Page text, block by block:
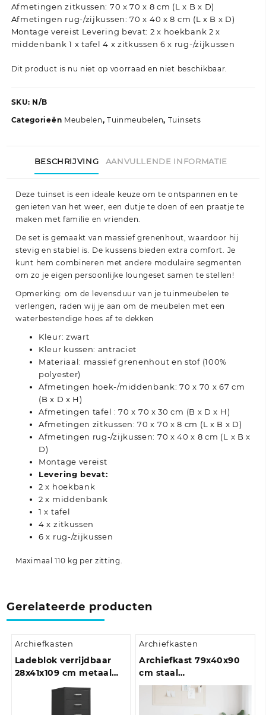
Afmetingen zitkussen: 70 x 70 x 8 cm (L x B x D)
Afmetingen rug-/zijkussen: 70 x 40 x 8 cm (L x B x D)
Montage vereist Levering bevat: 2 x hoekbank 2 x
middenbank 1 x tafel 4 x zitkussen 6 x rug-/zijkussen
Dit product is nu niet op voorraad en niet beschikbaar.
SKU: N/B
Categorieën Meubelen, Tuinmeubelen, Tuinsets
BESCHRIJVING AANVULLENDE INFORMATIE
Deze tuinset is een ideale keuze om te ontspannen en te
genieten van het weer, een dutje te doen of een praatje te
maken met familie en vrienden.
De set is gemaakt van massief grenenhout, waardoor hij
stevig en stabiel is. De kussens bieden extra comfort. Je
kunt hem combineren met andere modulaire segmenten
om zo je eigen persoonlijke loungeset samen te stellen!
Opmerking: om de levensduur van je tuinmeubelen te
verlengen, raden wij je aan om de meubelen met een
waterbestendige hoes af te dekken
Kleur: zwart
Kleur kussen: antraciet
Materiaal: massief grenenhout en stof (100%
polyester)
Afmetingen hoek-/middenbank: 70 x 70 x 67 cm
(B x D x H)
Afmetingen tafel : 70 x 70 x 30 cm (B x D x H)
Afmetingen zitkussen: 70 x 70 x 8 cm (L x B x D)
Afmetingen rug-/zijkussen: 70 x 40 x 8 cm (L x B x
D)
Montage vereist
Levering bevat:
2 x hoekbank
2 x middenbank
1 x tafel
4 x zitkussen
6 x rug-/zijkussen
Maximaal 110 kg per zitting.
Gerelateerde producten
Archiefkasten
Ladeblok verrijdbaar
28x41x109 cm metaal
Archiefkasten
Archiefkast 79x40x90
cm staal
antracietkleurig